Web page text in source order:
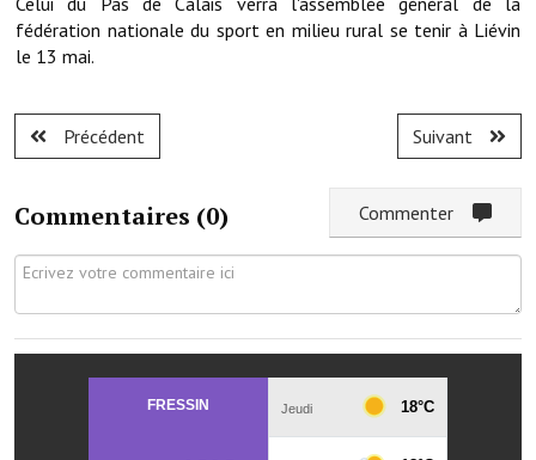
L'association des maires
Le conseil départemental
Eaux, assainissement
fédération nationale du sport en milieu rural se tenir à Liévin
le 13 mai.
Précédent Suivant
Commentaires (0)